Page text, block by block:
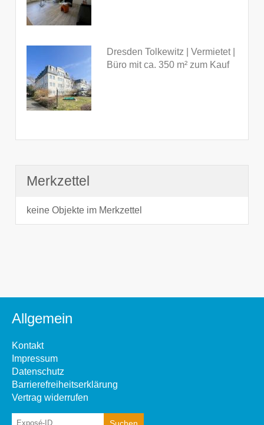
Dresden Tolkewitz | Vermietet |
Büro mit ca. 350 m² zum Kauf
Merkzettel
keine Objekte im Merkzettel
Allgemein
Kontakt
Impressum
Datenschutz
Barrierefreiheitserklärung
Vertrag widerrufen